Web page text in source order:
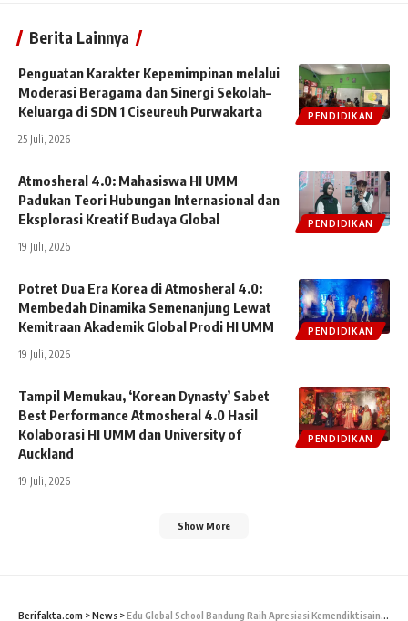
Berita Lainnya
PENDIDIKAN
Penguatan Karakter Kepemimpinan melalui
Moderasi Beragama dan Sinergi Sekolah–
Keluarga di SDN 1 Ciseureuh Purwakarta
25 Juli, 2026
PENDIDIKAN
Atmosheral 4.0: Mahasiswa HI UMM
Padukan Teori Hubungan Internasional dan
Eksplorasi Kreatif Budaya Global
19 Juli, 2026
PENDIDIKAN
Potret Dua Era Korea di Atmosheral 4.0:
Membedah Dinamika Semenanjung Lewat
Kemitraan Akademik Global Prodi HI UMM
19 Juli, 2026
PENDIDIKAN
Tampil Memukau, ‘Korean Dynasty’ Sabet
Best Performance Atmosheral 4.0 Hasil
Kolaborasi HI UMM dan University of
Auckland
19 Juli, 2026
Show More
Berifakta.com >News >Edu Global School Bandung Raih Apresiasi Kemendiktisaintek sebagai Lembaga Pendidikan Modern